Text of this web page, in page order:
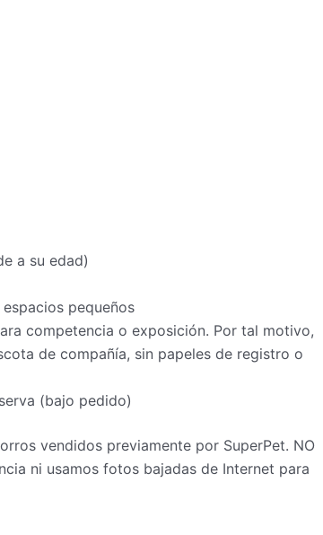
a su edad)
pequeños
competencia o exposición. Por tal motivo,
de compañía, sin papeles de registro o
(bajo pedido)
vendidos previamente por SuperPet. NO
ni usamos fotos bajadas de Internet para